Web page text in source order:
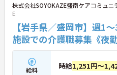
株式会社SOYOKAZE盛南ケアコミュニ
E
【岩手県／盛岡市】週
施設での介護職募集《夜
給料 時給1,251円～